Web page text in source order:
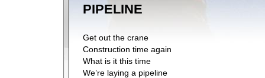
PIPELINE
Get out the crane
Construction time again
What is it this time
We’re laying a pipeline